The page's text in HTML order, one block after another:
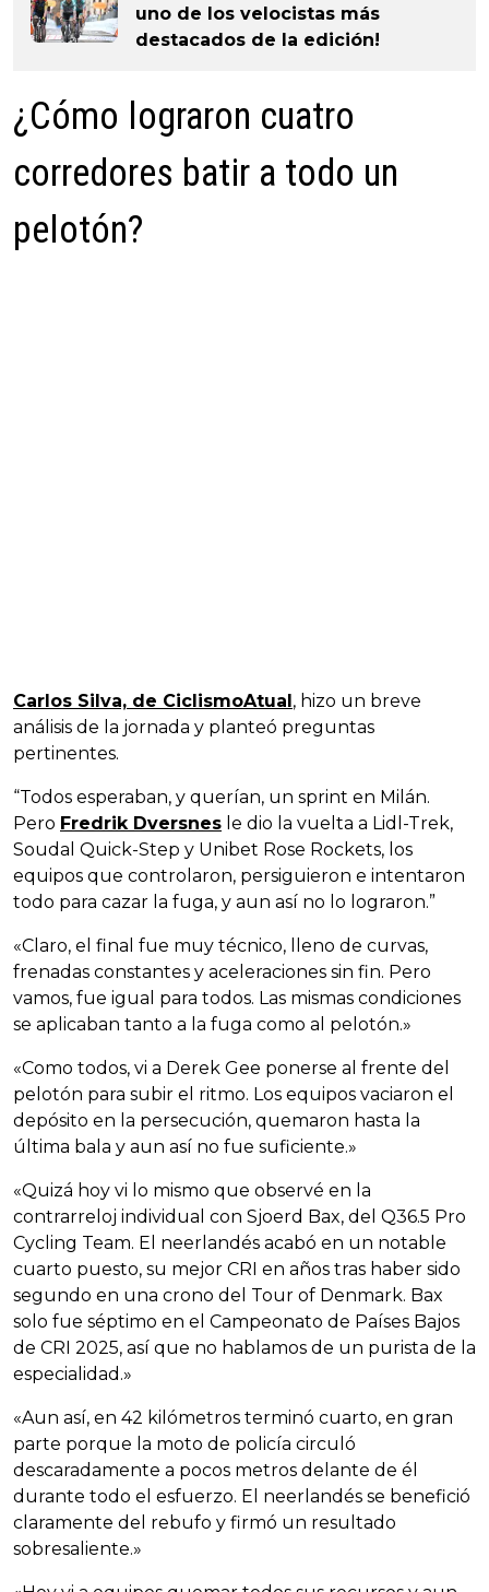
uno de los velocistas más
destacados de la edición!
¿Cómo lograron cuatro
corredores batir a todo un
pelotón?
Carlos Silva, de CiclismoAtual, hizo un breve
análisis de la jornada y planteó preguntas
pertinentes.
“Todos esperaban, y querían, un sprint en Milán.
Pero Fredrik Dversnes le dio la vuelta a Lidl-Trek,
Soudal Quick-Step y Unibet Rose Rockets, los
equipos que controlaron, persiguieron e intentaron
todo para cazar la fuga, y aun así no lo lograron.”
«Claro, el final fue muy técnico, lleno de curvas,
frenadas constantes y aceleraciones sin fin. Pero
vamos, fue igual para todos. Las mismas condiciones
se aplicaban tanto a la fuga como al pelotón.»
«Como todos, vi a Derek Gee ponerse al frente del
pelotón para subir el ritmo. Los equipos vaciaron el
depósito en la persecución, quemaron hasta la
última bala y aun así no fue suficiente.»
«Quizá hoy vi lo mismo que observé en la
contrarreloj individual con Sjoerd Bax, del Q36.5 Pro
Cycling Team. El neerlandés acabó en un notable
cuarto puesto, su mejor CRI en años tras haber sido
segundo en una crono del Tour of Denmark. Bax
solo fue séptimo en el Campeonato de Países Bajos
de CRI 2025, así que no hablamos de un purista de la
especialidad.»
«Aun así, en 42 kilómetros terminó cuarto, en gran
parte porque la moto de policía circuló
descaradamente a pocos metros delante de él
durante todo el esfuerzo. El neerlandés se benefició
claramente del rebufo y firmó un resultado
sobresaliente.»